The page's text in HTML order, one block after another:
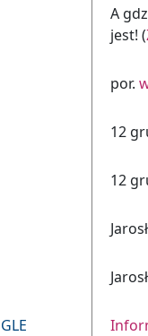
A
jest! (
por.
12
12